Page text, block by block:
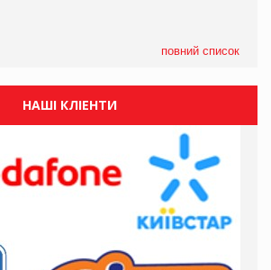
повний список
НАШІ КЛІЕНТИ